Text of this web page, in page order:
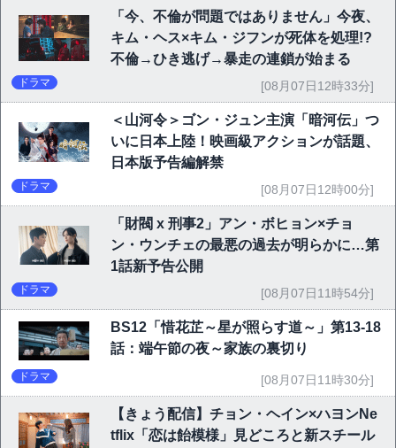
「今、不倫が問題ではありません」今夜、
キム・ヘス×キム・ジフンが死体を処理!?
不倫→ひき逃げ→暴走の連鎖が始まる
ドラマ [08月07日12時33分]
＜山河令＞ゴン・ジュン主演「暗河伝」つ
いに日本上陸！映画級アクションが話題、
日本版予告編解禁
ドラマ [08月07日12時00分]
「財閥 x 刑事2」アン・ボヒョン×チョ
ン・ウンチェの最悪の過去が明らかに…第
1話新予告公開
ドラマ [08月07日11時54分]
BS12「惜花芷～星が照らす道～」第13-18
話：端午節の夜～家族の裏切り
ドラマ [08月07日11時30分]
【きょう配信】チョン・ヘイン×ハヨンNe
tflix「恋は飴模様」見どころと新スチール